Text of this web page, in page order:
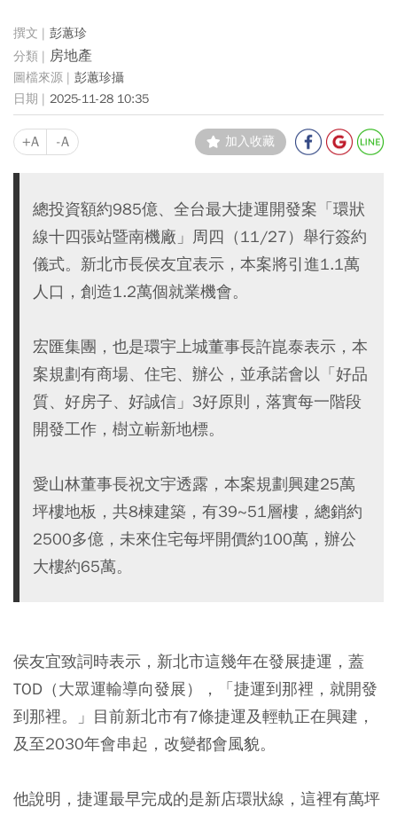
彭蕙珍
房地產
彭蕙珍攝
2025-11-28 10:35
+A -A 加入收藏
總投資額約985億、全台最大捷運開發案「環狀
線十四張站暨南機廠」周四（11/27）舉行簽約
儀式。新北市長侯友宜表示，本案將引進1.1萬
人口，創造1.2萬個就業機會。
宏匯集團，也是環宇上城董事長許崑泰表示，本
案規劃有商場、住宅、辦公，並承諾會以「好品
質、好房子、好誠信」3好原則，落實每一階段
開發工作，樹立嶄新地標。
愛山林董事長祝文宇透露，本案規劃興建25萬
坪樓地板，共8棟建築，有39~51層樓，總銷約
2500多億，未來住宅每坪開價約100萬，辦公
大樓約65萬。
侯友宜致詞時表示，新北市這幾年在發展捷運，蓋
TOD（大眾運輸導向發展），「捷運到那裡，就開發
到那裡。」目前新北市有7條捷運及輕軌正在興建，
及至2030年會串起，改變都會風貌。
他說明，捷運最早完成的是新店環狀線，這裡有萬坪